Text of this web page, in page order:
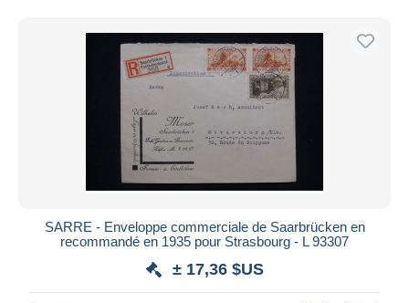
SARRE - Enveloppe commerciale de Saarbrücken en
recommandé en 1935 pour Strasbourg - L 93307
± 17,36 $US